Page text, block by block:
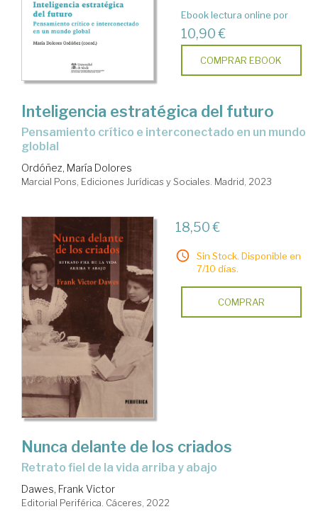
Ebook lectura online por
10,90 €
COMPRAR EBOOK
Inteligencia estratégica del futuro
pensamiento crítico e interconectado en un mundo
globlal
Ordóñez, María Dolores
Marcial Pons, Ediciones Jurídicas y Sociales. Madrid, 2023
18,50 €
Sin Stock. Disponible en
7/10 días.
COMPRAR
Nunca delante de los criados
retrato fiel de la vida arriba y abajo
Dawes, Frank Victor
Editorial Periférica. Cáceres, 2022